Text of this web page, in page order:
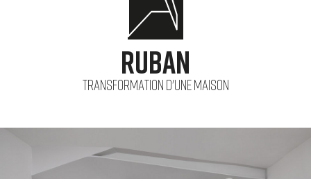
Ruban
Transformation d'une maison